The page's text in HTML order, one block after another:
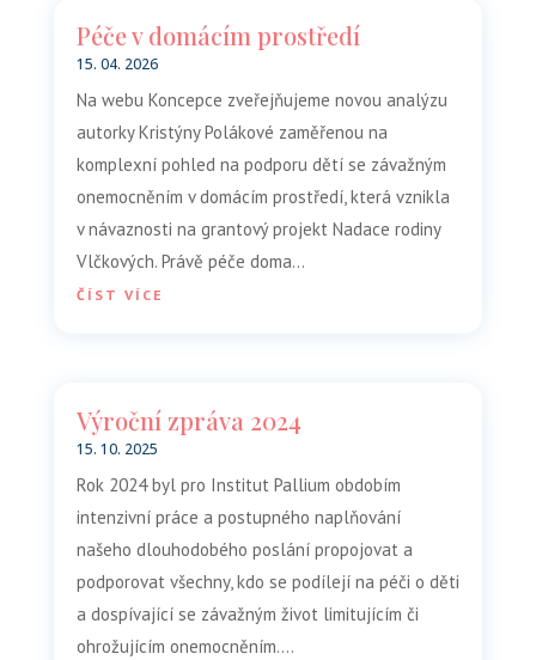
Péče v domácím prostředí
15. 04. 2026
Na webu Koncepce zveřejňujeme novou analýzu
autorky Kristýny Polákové zaměřenou na
komplexní pohled na podporu dětí se závažným
onemocněním v domácím prostředí, která vznikla
v návaznosti na grantový projekt Nadace rodiny
Vlčkových. Právě péče doma...
ČÍST VÍCE
Výroční zpráva 2024
15. 10. 2025
​Rok 2024 byl pro Institut Pallium obdobím
intenzivní práce a postupného naplňování
našeho dlouhodobého poslání propojovat a
podporovat všechny, kdo se podílejí na péči o děti
a dospívající se závažným život limitujícím či
ohrožujícím onemocněním....